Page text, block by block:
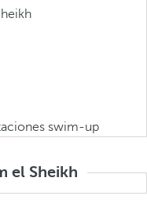
swim-up
el Sheikh